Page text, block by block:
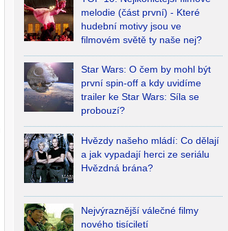
melodie (část první) - Které
hudební motivy jsou ve
filmovém světě ty naše nej?
Star Wars: O čem by mohl být
první spin-off a kdy uvidíme
trailer ke Star Wars: Síla se
probouzí?
Hvězdy našeho mládí: Co dělají
a jak vypadají herci ze seriálu
Hvězdná brána?
Nejvýraznější válečné filmy
nového tisíciletí